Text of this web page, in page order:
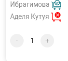
Ибрагимова
Аделя Кутуя
- +